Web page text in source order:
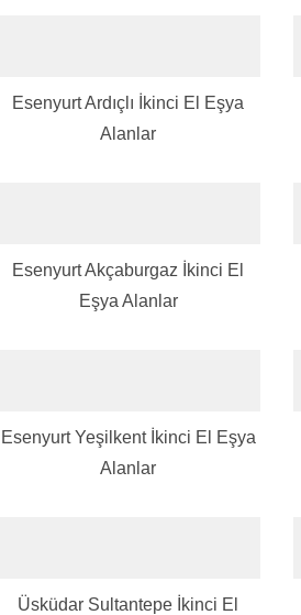
Esenyurt Ardıçlı İkinci El Eşya
Alanlar
Esenyurt Akçaburgaz İkinci El
Eşya Alanlar
Esenyurt Yeşilkent İkinci El Eşya
Alanlar
Üsküdar Sultantepe İkinci El